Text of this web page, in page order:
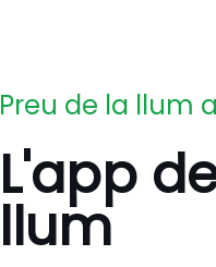
Preu de la llum
L'app
llum